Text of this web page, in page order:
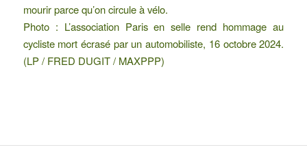
mourir parce qu’on circule à vélo.
Photo : L’association Paris en selle rend hommage au
cycliste mort écrasé par un automobiliste, 16 octobre 2024.
(LP / FRED DUGIT / MAXPPP)